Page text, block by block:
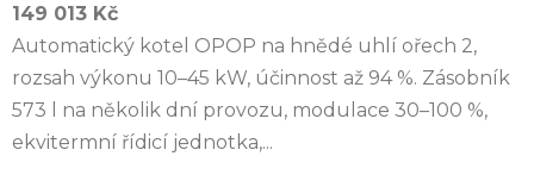
149 013 Kč
Automatický kotel OPOP na hnědé uhlí ořech 2,
rozsah výkonu 10–45 kW, účinnost až 94 %. Zásobník
573 l na několik dní provozu, modulace 30–100 %,
ekvitermní řídicí jednotka,...